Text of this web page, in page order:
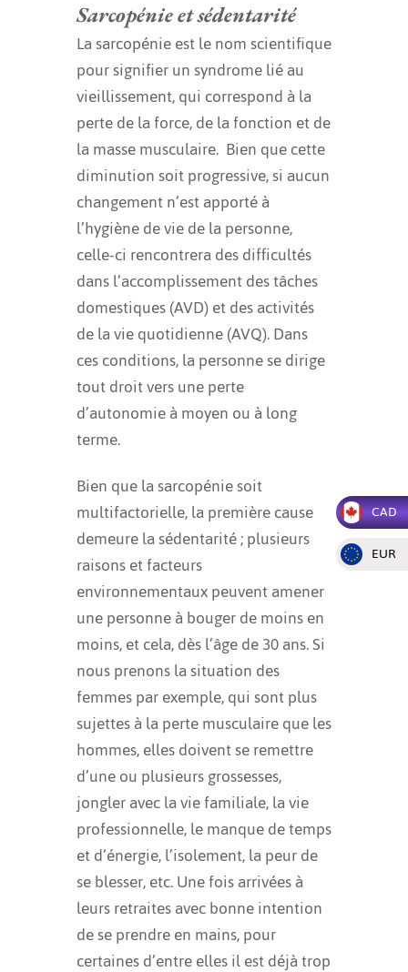
CAD
EUR
Sarcopénie et sédentarité
La sarcopénie est le nom scientifique
pour signifier un syndrome lié au
vieillissement, qui correspond à la
perte de la force, de la fonction et de
la masse musculaire. Bien que cette
diminution soit progressive, si aucun
changement n’est apporté à
l’hygiène de vie de la personne,
celle-ci rencontrera des difficultés
dans l’accomplissement des tâches
domestiques (AVD) et des activités
de la vie quotidienne (AVQ). Dans
ces conditions, la personne se dirige
tout droit vers une perte
d’autonomie à moyen ou à long
terme.
Bien que la sarcopénie soit
multifactorielle, la première cause
demeure lasédentarité ;plusieurs
raisons et facteurs
environnementaux peuvent amener
une personne à bouger de moins en
moins, et cela, dès l’âge de 30 ans. Si
nous prenons la situation des
femmes par exemple, qui sont plus
sujettes à la perte musculaire que les
hommes, elles doivent se remettre
d’une ou plusieurs grossesses,
jongler avec la vie familiale, la vie
professionnelle, le manque de temps
et d’énergie, l’isolement, la peur de
se blesser, etc. Une fois arrivées à
leurs retraites avec bonne intention
de se prendre en mains, pour
certaines d’entre elles il est déjà trop